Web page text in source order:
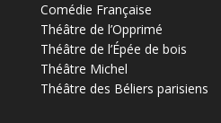
Comédie Française
Théâtre de l’Opprimé
Théâtre de l’Épée de bois
Théâtre Michel
Théâtre des Béliers parisiens